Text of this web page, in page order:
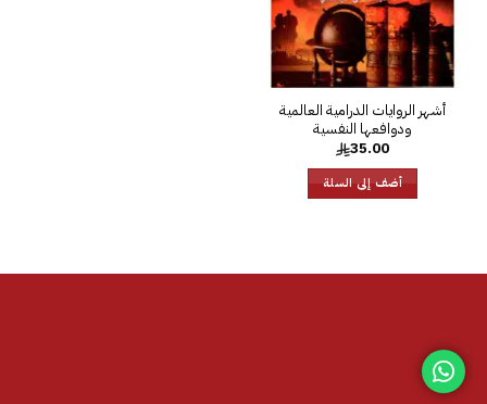
أشهر الروايات الدرامية العالمية
ودوافعها النفسية
35.00
أضف إلى السلة